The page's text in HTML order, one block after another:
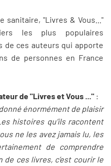
sanitaire, "Livres & Vous..."
les plus populaires
de ces auteurs qui apporte
de personnes en France
de "Livres et Vous ..." :
énormément de plaisir
histoires qu’ils racontent
ne les avez jamais lu, les
de comprendre
de ces livres, c’est courir le